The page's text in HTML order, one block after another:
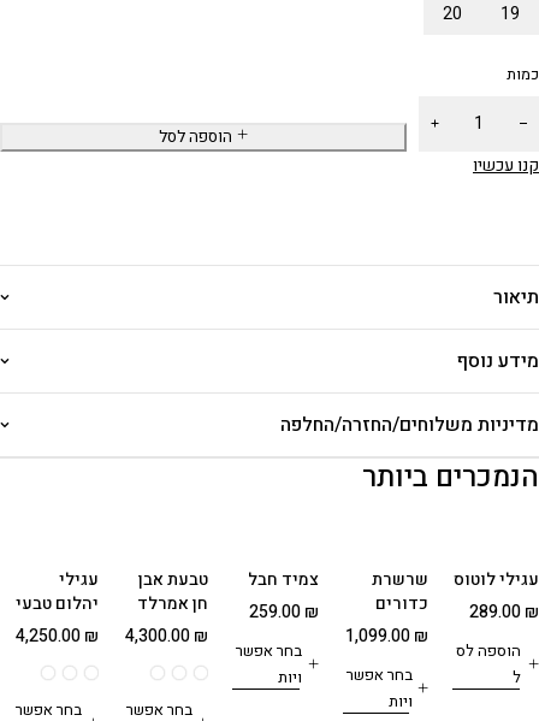
19
20
כמות
הוספה לסל
קנו עכשיו
תיאור
מידע נוסף
מדיניות משלוחים/החזרה/החלפה
הנמכרים ביותר
עגילי לוטוס
289.00₪
הוספה לס
ל
שרשרת
כדורים
בחיתוך
לייזר 5 מ"מ
עם תליון
חמסה
1,099.00₪
בחר אפשר
ויות
צמיד חבל
259.00₪
בחר אפשר
ויות
טבעת אבן
חן אמרלד
4,300.00₪
בחר אפשר
עגילי
יהלום טבעי
4,250.00₪
בחר אפשר